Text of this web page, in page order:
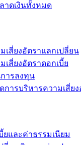
าดเงินทั้งหมด
เสี่ยงอัตราแลกเปลี่ยน
เสี่ยงอัตราดอกเบี้ย
ารลงทุน
การบริหารความเสี่ย
ยและค่าธรรมเนียม